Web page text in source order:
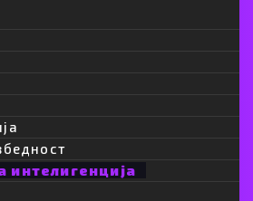
интелигенција